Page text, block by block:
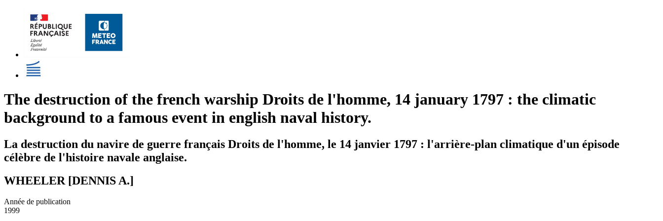
The destruction of the french warship Droits de l'homme, 14 january 1797 : the climatic
background to a famous event in english naval history.
La destruction du navire de guerre français Droits de l'homme, le 14 janvier 1797 : l'arrière-plan climatique d'un épisode
célèbre de l'histoire navale anglaise.
WHEELER [DENNIS A.]
Année de publication
1999